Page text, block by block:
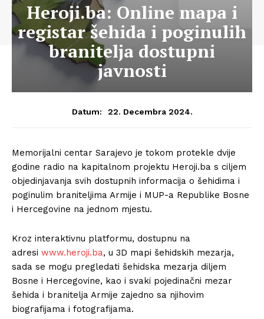
Heroji.ba: Online mapa i
registar šehida i poginulih
branitelja dostupni
javnosti
Datum: 22. Decembra 2024.
Memorijalni centar Sarajevo je tokom protekle dvije
godine radio na kapitalnom projektu Heroji.ba s ciljem
objedinjavanja svih dostupnih informacija o šehidima i
poginulim braniteljima Armije i MUP-a Republike Bosne
i Hercegovine na jednom mjestu.
Kroz interaktivnu platformu, dostupnu na
adresi www.heroji.ba, u 3D mapi šehidskih mezarja,
sada se mogu pregledati šehidska mezarja diljem
Bosne i Hercegovine, kao i svaki pojedinačni mezar
šehida i branitelja Armije zajedno sa njihovim
biografijama i fotografijama.